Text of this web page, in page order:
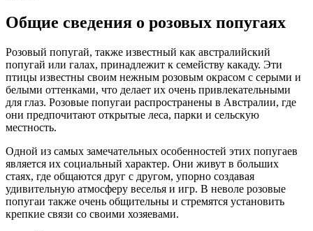
Общие сведения о розовых попугаях
Розовый попугай, также известный как австралийский
попугай или галах, принадлежит к семейству какаду. Эти
птицы известны своим нежным розовым окрасом с серыми и
белыми оттенками, что делает их очень привлекательными
для глаз. Розовые попугаи распространены в Австралии, где
они предпочитают открытые леса, парки и сельскую
местность.
Одной из самых замечательных особенностей этих попугаев
является их социальный характер. Они живут в больших
стаях, где общаются друг с другом, упорно создавая
удивительную атмосферу веселья и игр. В неволе розовые
попугаи также очень общительны и стремятся установить
крепкие связи со своими хозяевами.